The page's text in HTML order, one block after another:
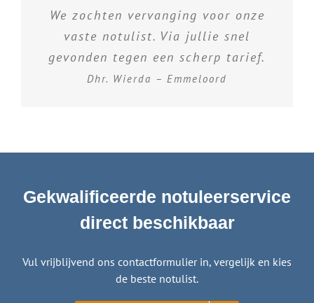
We zochten vervanging voor onze
vaste notulist. Via jullie snel
gevonden tegen een scherp tarief.
Dhr. Wierda – Emmeloord
Gekwalificeerde notuleerservice
direct beschikbaar
Vul vrijblijvend ons contactformulier in, vergelijk en kies
de beste notulist.